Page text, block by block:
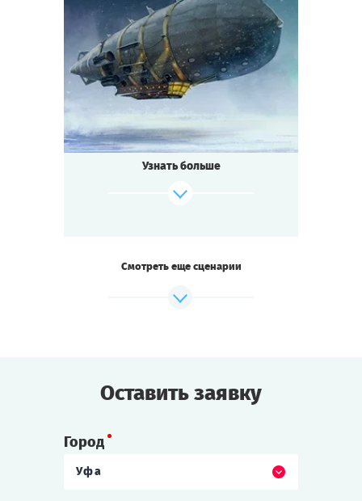
7-10
Время игры ч.
Тематика Стимпанк
Тип квеста Мини-квестория
Век паровых машин и гениальных
открытий!
Знаменитый инженер Гарин изобретает
лучевую пушку,
он организует полёт дирижабля
Пассажиры наслаждаются северным
находят мёртвым!
Узнать больше
Смотреть еще сценарии
Оставить заявку
Город
Уфа